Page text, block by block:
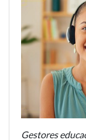
Gestores